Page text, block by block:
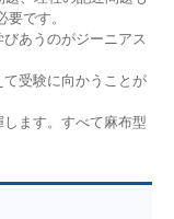
です。
あうのがジーニアス
受験に向かうことが
ます。すべて麻布型